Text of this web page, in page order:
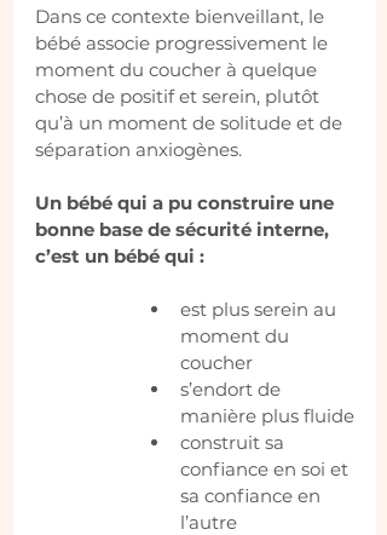
Dans ce contexte bienveillant, le
bébé associe progressivement le
moment du coucher à quelque
chose de positif et serein, plutôt
qu’à un moment de solitude et de
séparation anxiogènes.
Un bébé qui a pu construire une
bonne base de sécurité interne,
c’est un bébé qui :
est plus serein au
moment du
coucher
s’endort de
manière plus fluide
construit sa
confiance en soi et
sa confiance en
l’autre